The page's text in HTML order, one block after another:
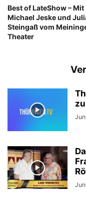
Best of LateShow – Mit
Michael Jeske und
Steingaß vom
Theater